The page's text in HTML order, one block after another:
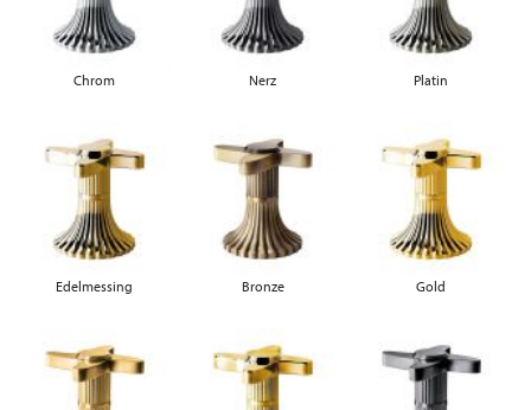
Chrom Nerz Platin
Edelmessing Bronze Gold